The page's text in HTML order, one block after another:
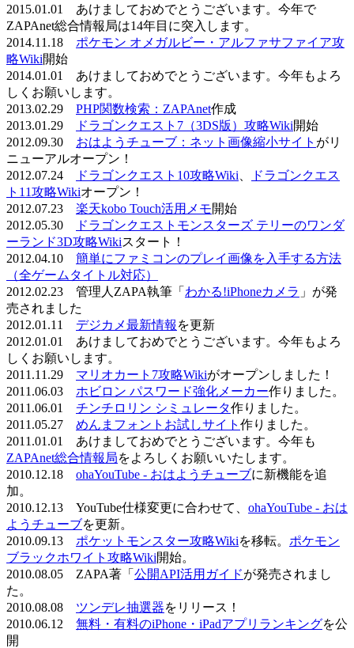
2015.01.01 あけましておめでとうございます。今年で
ZAPAnet総合情報局は14年目に突入します。
2014.11.18 ポケモン オメガルビー・アルファサファイア攻
略Wiki開始
2014.01.01 あけましておめでとうございます。今年もよろ
しくお願いします。
2013.02.29 PHP関数検索：ZAPAnet作成
2013.01.29
ドラゴンクエスト7（3DS版）攻略Wiki開始
2012.09.30 おはようチューブ：ネット画像縮小サイト がリ
ニューアルオープン！
2012.07.24
ドラゴンクエスト10攻略Wiki
ドラゴンクエス
ト11攻略Wikiオープン！
2012.07.23 楽天kobo Touch活用メモ開始
2012.05.30
ドラゴンクエストモンスターズ テリーのワンダ
ーランド3D攻略Wikiスタート！
2012.04.10 簡単にファミコンのプレイ画像を入手する方法
（全ゲームタイトル対応）
2012.02.23 管理人ZAPA執筆「 わかる!iPhoneカメラ 」が発
売されました
2012.01.11 デジカメ最新情報 を更新
2012.01.01 あけましておめでとうございます。今年もよろ
しくお願いします。
2011.11.29 マリオカート7攻略Wikiがオープンしました！
2011.06.03 ホビロン パスワード強化メーカー作りました。
2011.06.01 チンチロリン シミュレータ作りました。
2011.05.27 めんまフォントお試しサイト 作りました。
2011.01.01 あけましておめでとうございます。今年も
ZAPAnet総合情報局をよろしくお願いいたします。
2010.12.18 ohaYouTube - おはようチューブに新機能を追
加。
2010.12.13 YouTube仕様変更に合わせて、 ohaYouTube - おは
ようチューブを更新。
2010.09.13 ポケットモンスター攻略Wikiを移転。 ポケモン
ブラックホワイト攻略Wiki開始。
2010.08.05 ZAPA著「 公開API活用ガイドが発売されまし
た。
2010.08.08 ツンデレ抽選器をリリース！
2010.06.12 無料・有料のiPhone・iPadアプリランキングを公
開